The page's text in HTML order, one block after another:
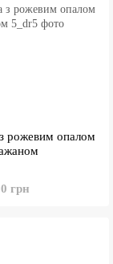
рожевим опалом
грн